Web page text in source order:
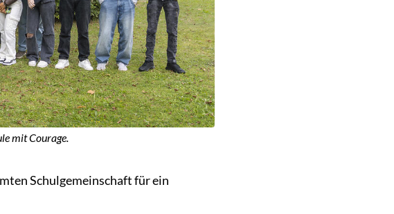
mit Courage.
Schulgemeinschaft für ein